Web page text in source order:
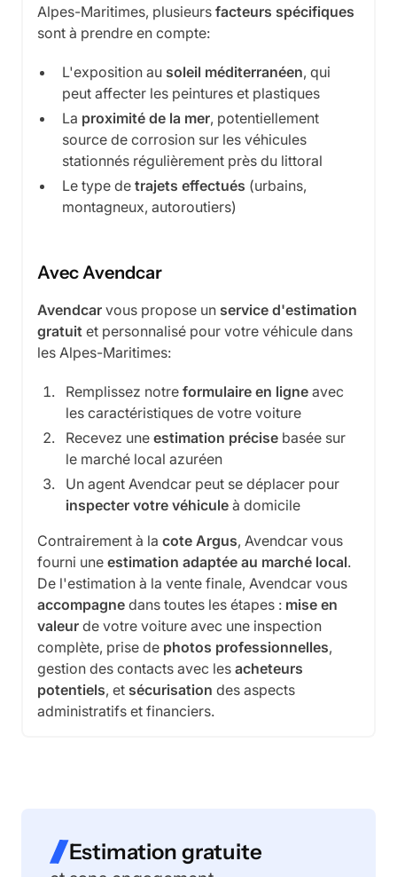
Alpes-Maritimes, plusieurs facteurs spécifiques
sont à prendre en compte:
L'exposition au soleil méditerranéen, qui
peut affecter les peintures et plastiques
La proximité de la mer, potentiellement
source de corrosion sur les véhicules
stationnés régulièrement près du littoral
Le type de trajets effectués (urbains,
montagneux, autoroutiers)
Avec Avendcar
Avendcar vous propose un service d'estimation
gratuit et personnalisé pour votre véhicule dans
les Alpes-Maritimes:
Remplissez notre formulaire en ligne avec
les caractéristiques de votre voiture
Recevez une estimation précise basée sur
le marché local azuréen
Un agent Avendcar peut se déplacer pour
inspecter votre véhicule à domicile
Contrairement à la cote Argus, Avendcar vous
fourni une estimation adaptée au marché local.
De l'estimation à la vente finale, Avendcar vous
accompagne dans toutes les étapes : mise en
valeur de votre voiture avec une inspection
complète, prise de photos professionnelles,
gestion des contacts avec les acheteurs
potentiels, et sécurisation des aspects
administratifs et financiers.
Estimation gratuite